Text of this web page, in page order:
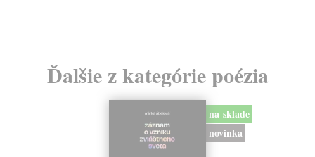
Ďalšie z kategórie poézia
na sklade
novinka